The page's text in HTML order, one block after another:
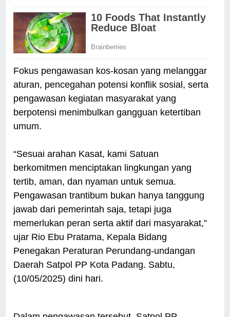
Fokus pengawasan kos-kosan yang melanggar
aturan, pencegahan potensi konflik sosial, serta
pengawasan kegiatan masyarakat yang
berpotensi menimbulkan gangguan ketertiban
umum.
“Sesuai arahan Kasat, kami Satuan
berkomitmen menciptakan lingkungan yang
tertib, aman, dan nyaman untuk semua.
Pengawasan trantibum bukan hanya tanggung
jawab dari pemerintah saja, tetapi juga
memerlukan peran serta aktif dari masyarakat,”
ujar Rio Ebu Pratama, Kepala Bidang
Penegakan Peraturan Perundang-undangan
Daerah Satpol PP Kota Padang. Sabtu,
(10/05/2025) dini hari.